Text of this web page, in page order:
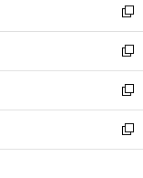
く
で
開
く
ド
ウ
で
開
く
ィ
ン
ド
ウ
で
開
く
い
ウ
ィ
ン
ド
ウ
で
開
新
し
い
ウ
ィ
ン
ド
ウ
新
し
い
ウ
ィ
ン
新
し
い
ウ
新
し